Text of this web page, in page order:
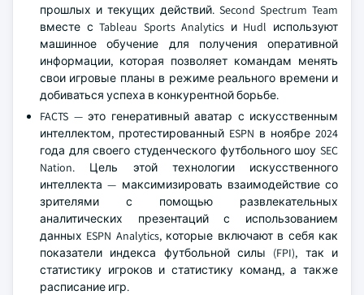
прошлых и текущих действий. Second Spectrum Team
вместе с Tableau Sports Analytics и Hudl используют
машинное обучение для получения оперативной
информации, которая позволяет командам менять
свои игровые планы в режиме реального времени и
добиваться успеха в конкурентной борьбе.
FACTS — это генеративный аватар с искусственным
интеллектом, протестированный ESPN в ноябре 2024
года для своего студенческого футбольного шоу SEC
Nation. Цель этой технологии искусственного
интеллекта — максимизировать взаимодействие со
зрителями с помощью развлекательных
аналитических презентаций с использованием
данных ESPN Analytics, которые включают в себя как
показатели индекса футбольной силы (FPI), так и
статистику игроков и статистику команд, а также
расписание игр.